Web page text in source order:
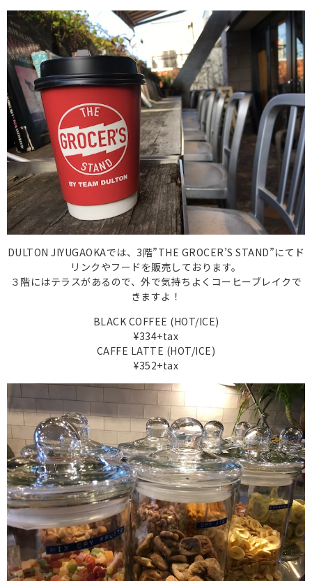
DULTON JIYUGAOKAでは、3階”THE GROCER’S STAND”にてド
リンクやフードを販売しております。
３階にはテラスがあるので、外で気持ちよくコーヒーブレイクで
きますよ！
BLACK COFFEE (HOT/ICE)
¥334+tax
CAFFE LATTE (HOT/ICE)
¥352+tax